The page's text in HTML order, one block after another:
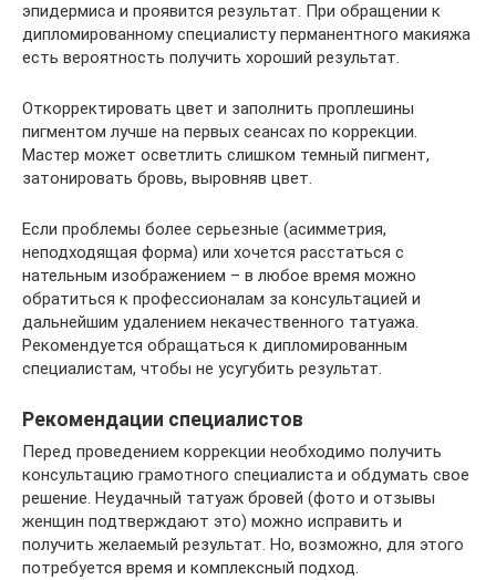
эпидермиса и проявится результат. При обращении к
дипломированному специалисту перманентного макияжа
есть вероятность получить хороший результат.
Откорректировать цвет и заполнить проплешины
пигментом лучше на первых сеансах по коррекции.
Мастер может осветлить слишком темный пигмент,
затонировать бровь, выровняв цвет.
Если проблемы более серьезные (асимметрия,
неподходящая форма) или хочется расстаться с
нательным изображением – в любое время можно
обратиться к профессионалам за консультацией и
дальнейшим удалением некачественного татуажа.
Рекомендуется обращаться к дипломированным
специалистам, чтобы не усугубить результат.
Рекомендации специалистов
Перед проведением коррекции необходимо получить
консультацию грамотного специалиста и обдумать свое
решение. Неудачный татуаж бровей (фото и отзывы
женщин подтверждают это) можно исправить и
получить желаемый результат. Но, возможно, для этого
потребуется время и комплексный подход.